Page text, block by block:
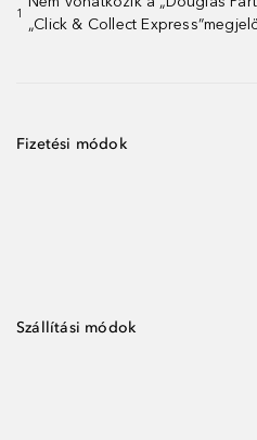
1
„Click & Collect
Fizetési módok
Szállítási módok